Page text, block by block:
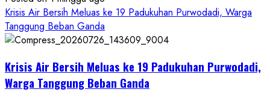
Oknum
Wartawan
Krisis Air Bersih Meluas ke 19 Padukuhan Purwodadi, Warga
Tanggung Beban Ganda
Krisis Air Bersih Meluas ke 19 Padukuhan Purwodadi,
Warga Tanggung Beban Ganda